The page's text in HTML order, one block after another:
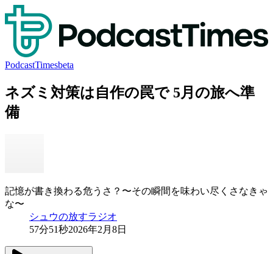
PodcastTimesbeta
ネズミ対策は自作の罠で 5月の旅へ準
備
記憶が書き換わる危うさ？〜その瞬間を味わい尽くさなきゃ
な〜
シュウの放すラジオ
57分51秒2026年2月8日